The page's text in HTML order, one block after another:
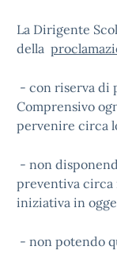
La Dirigente
della
- con riserva di
Comprensivo
pervenire circa
- non
preventiva circa
iniziativa in
- non potendo